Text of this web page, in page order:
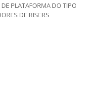
PLATAFORMA DO TIPO
DE RISERS